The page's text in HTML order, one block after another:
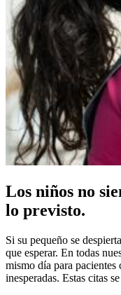
Los niños no
lo previsto.
Si su pequeño se
que esperar. En todas
mismo día para pacientes
inesperadas. Estas citas